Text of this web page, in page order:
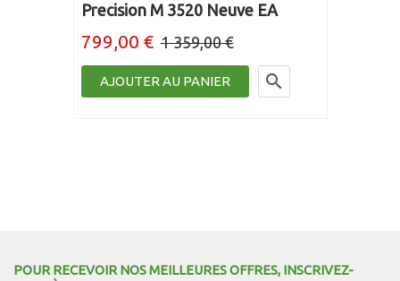
Precision M 3520 Neuve EA
799,00 € 1 359,00 €
AJOUTER AU PANIER 
POUR RECEVOIR NOS MEILLEURES OFFRES, INSCRIVEZ-